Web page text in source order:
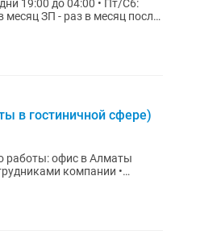
в гостиничной сфере)
компании •